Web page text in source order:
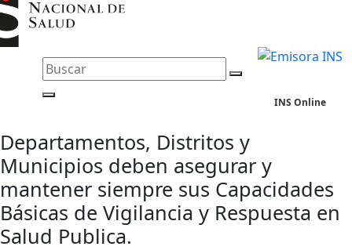
INS Online
Departamentos, Distritos y
Municipios deben asegurar y
mantener siempre sus Capacidades
Básicas de Vigilancia y Respuesta en
Salud Publica.